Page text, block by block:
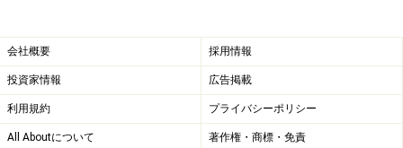
会社概要 採用情報
投資家情報 広告掲載
利用規約 プライバシーポリシー
All Aboutについて 著作権・商標・免責